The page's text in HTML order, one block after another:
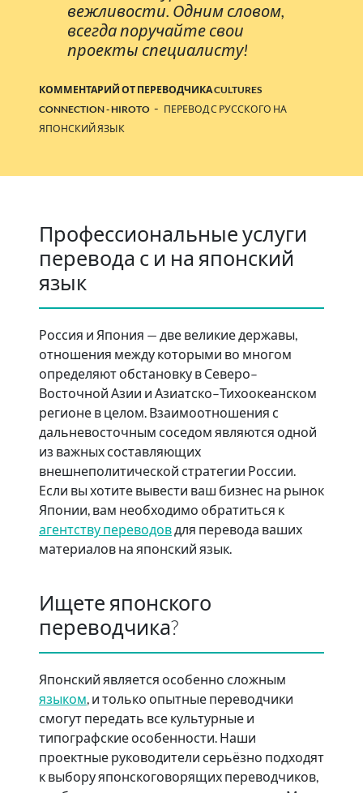
вежливости. Одним словом,
всегда поручайте свои
проекты специалисту!
КОММЕНТАРИЙ ОТ ПЕРЕВОДЧИКА CULTURES
CONNECTION - HIROTO - ПЕРЕВОД С РУССКОГО НА
ЯПОНСКИЙ ЯЗЫК
Профессиональные услуги
перевода с и на японский
язык
Россия и Япония — две великие державы,
отношения между которыми во многом
определяют обстановку в Северо–
Восточной Азии и Азиатско–Тихоокеанском
регионе в целом. Взаимоотношения с
дальневосточным соседом являются одной
из важных составляющих
внешнеполитической стратегии России.
Если вы хотите вывести ваш бизнес на рынок
Японии, вам необходимо обратиться к
агентству переводов для перевода ваших
материалов на японский язык.
Ищете японского
переводчика?
Японский является особенно сложным
языком, и только опытные переводчики
смогут передать все культурные и
типографские особенности. Наши
проектные руководители серьёзно подходят
к выбору японскоговорящих переводчиков,